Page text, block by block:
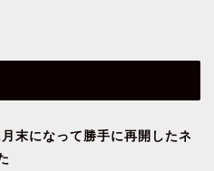
末になって勝手に再開したネ